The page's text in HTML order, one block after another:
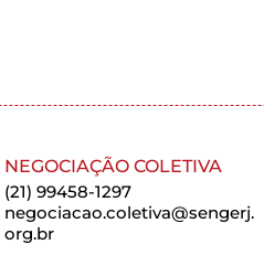
NEGOCIAÇÃO COLETIVA
(21) 99458-1297
negociacao.coletiva@sengerj.
org.br